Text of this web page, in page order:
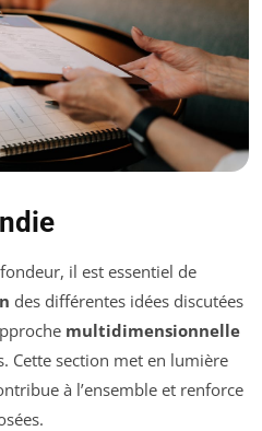
il est essentiel de
des différentes idées discutées
multidimensionnelle
Cette section met en lumière
à l’ensemble et renforce